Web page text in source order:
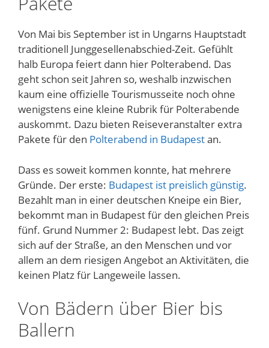
Von Mai bis September ist in Ungarns Hauptstadt
traditionell Junggesellenabschied-Zeit. Gefühlt
halb Europa feiert dann hier Polterabend. Das
geht schon seit Jahren so, weshalb inzwischen
kaum eine offizielle Tourismusseite noch ohne
wenigstens eine kleine Rubrik für Polterabende
auskommt. Dazu bieten Reiseveranstalter extra
Pakete für den Polterabend in Budapestan.
Dass es soweit kommen konnte, hat mehrere
Gründe. Der erste: Budapest ist preislich günstig.
Bezahlt man in einer deutschen Kneipe ein Bier,
bekommt man in Budapest für den gleichen Preis
fünf. Grund Nummer 2: Budapest lebt. Das zeigt
sich auf der Straße, an den Menschen und vor
allem an dem riesigen Angebot an Aktivitäten, die
keinen Platz für Langeweile lassen.
Von Bädern über Bier bis
Ballern